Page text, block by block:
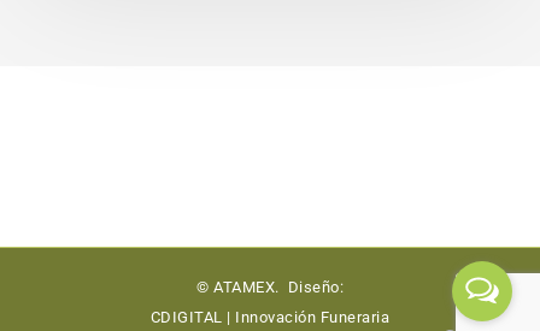
© ATAMEX. Diseño:
CDIGITAL | Innovación Funeraria